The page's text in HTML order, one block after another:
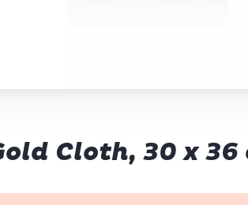
Cloth, 30 x 36